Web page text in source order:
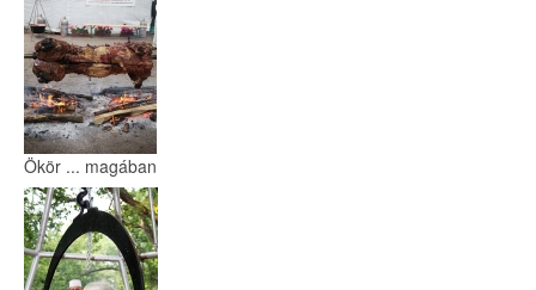
Ökör ... magában